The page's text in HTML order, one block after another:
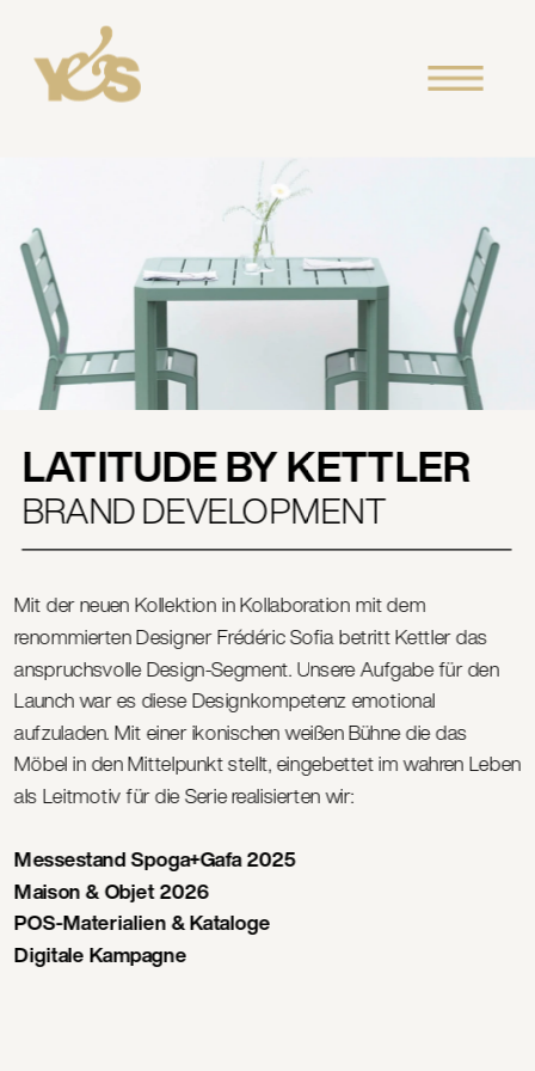
LATITUDE BY KETTLER
BRAND DEVELOPMENT
Mit der neuen Kollektion in Kollaboration mit dem
renommierten Designer Frédéric Sofia betritt Kettler das
anspruchsvolle Design-Segment. Unsere Aufgabe für den
Launch war es diese Designkompetenz emotional
aufzuladen. Mit einer ikonischen weißen Bühne die das
Möbel in den Mittelpunkt stellt, eingebettet im wahren Leben
als Leitmotiv für die Serie realisierten wir:
Messestand Spoga+Gafa 2025
Maison & Objet 2026
POS-Materialien & Kataloge
Digitale Kampagne